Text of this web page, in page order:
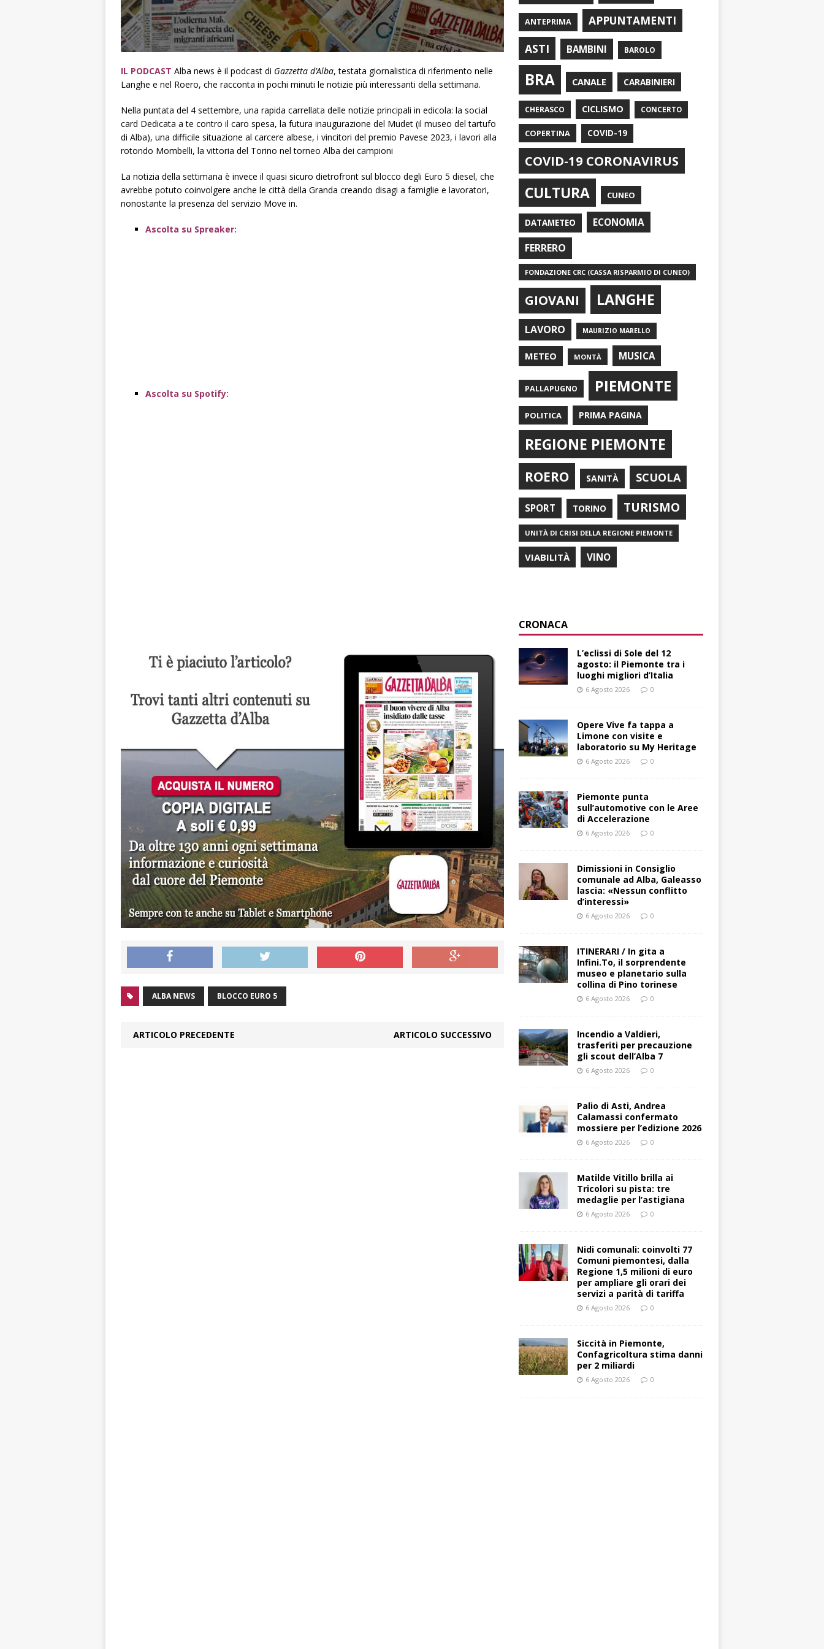
IL PODCAST Alba news è il podcast di Gazzetta d’Alba, testata giornalistica di riferimento nelle
Langhe e nel Roero, che racconta in pochi minuti le notizie più interessanti della settimana.
Nella puntata del 4 settembre, una rapida carrellata delle notizie principali in edicola: la social
card Dedicata a te contro il caro spesa, la futura inaugurazione del Mudet (il museo del tartufo
di Alba), una difficile situazione al carcere albese, i vincitori del premio Pavese 2023, i lavori alla
rotondo Mombelli, la vittoria del Torino nel torneo Alba dei campioni
La notizia della settimana è invece il quasi sicuro dietrofront sul blocco degli Euro 5 diesel, che
avrebbe potuto coinvolgere anche le città della Granda creando disagi a famiglie e lavoratori,
nonostante la presenza del servizio Move in.
Ascolta su Spreaker:
Ascolta su Spotify:
ALBA NEWS BLOCCO EURO 5
ARTICOLO PRECEDENTE ARTICOLO SUCCESSIVO
ANTEPRIMA
APPUNTAMENTI
ASTI
BAMBINI BAROLO
BRA CANALE CARABINIERI
CHERASCO CICLISMO CONCERTO
COPERTINA COVID-19
COVID-19 CORONAVIRUS
CULTURA CUNEO
DATAMETEO ECONOMIA
FERRERO
FONDAZIONE CRC (CASSA RISPARMIO DI CUNEO)
GIOVANI LANGHE
LAVORO MAURIZIO MARELLO
METEO MONTÀ MUSICA
PALLAPUGNO PIEMONTE
POLITICA PRIMA PAGINA
REGIONE PIEMONTE
ROERO SANITÀ SCUOLA
SPORT TORINO TURISMO
UNITÀ DI CRISI DELLA REGIONE PIEMONTE
VIABILITÀ VINO
CRONACA
L’eclissi di Sole del 12
agosto: il Piemonte tra i
luoghi migliori d’Italia
6 Agosto 2026 0
Opere Vive fa tappa a
Limone con visite e
laboratorio su My Heritage
6 Agosto 2026 0
Piemonte punta
sull’automotive con le Aree
di Accelerazione
6 Agosto 2026 0
Dimissioni in Consiglio
comunale ad Alba, Galeasso
lascia: «Nessun conflitto
d’interessi»
6 Agosto 2026 0
ITINERARI / In gita a
Infini.To, il sorprendente
museo e planetario sulla
collina di Pino torinese
6 Agosto 2026 0
Incendio a Valdieri,
trasferiti per precauzione
gli scout dell’Alba 7
6 Agosto 2026 0
Palio di Asti, Andrea
Calamassi confermato
mossiere per l’edizione 2026
6 Agosto 2026 0
Matilde Vitillo brilla ai
Tricolori su pista: tre
medaglie per l’astigiana
6 Agosto 2026 0
Nidi comunali: coinvolti 77
Comuni piemontesi, dalla
Regione 1,5 milioni di euro
per ampliare gli orari dei
servizi a parità di tariffa
6 Agosto 2026 0
Siccità in Piemonte,
Confagricoltura stima danni
per 2 miliardi
6 Agosto 2026 0